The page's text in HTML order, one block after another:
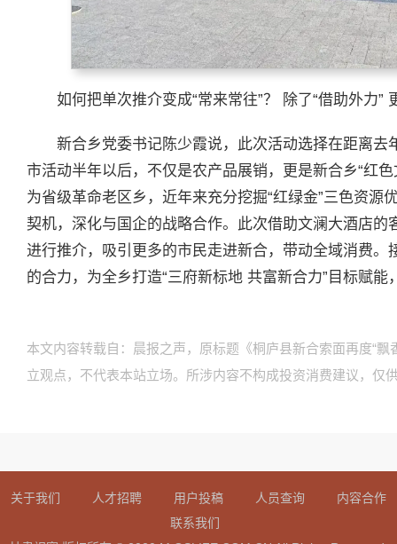
如何把单次推介变成“常来常往”？ 除了“借助外力”
新合乡党委书记陈少霞说，此次活动选择在距离去
市活动半年以后，不仅是农产品展销，更是新合乡“红
为省级革命老区乡，近年来充分挖掘“红绿金”三色资源
契机，深化与国企的战略合作。此次借助文澜大酒店
进行推介，吸引更多的市民走进新合，带动全域消费
的合力，为全乡打造“三府新标地 共富新合力”目标赋
本文内容转载自：晨报之声，原标题《桐庐县新合索面再度“
立观点，不代表本站立场。所涉内容不构成投资消费建议，仅
关于我们 人才招聘 用户投稿 人员查询
内容合作
联系我们